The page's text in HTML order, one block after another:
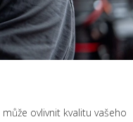
ovlivnit kvalitu vašeho